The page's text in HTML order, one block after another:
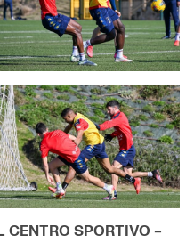
CENTRO SPORTIVO –